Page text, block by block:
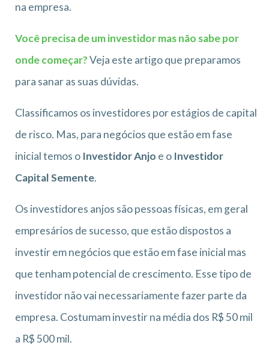
na empresa.
Você precisa de um investidor mas não sabe por
onde começar?Veja este artigo que preparamos
para sanar as suas dúvidas.
Classificamos os investidores por estágios de capital
de risco. Mas, para negócios que estão em fase
inicial temos o Investidor Anjo e o Investidor
Capital Semente.
Os investidores anjos são pessoas físicas, em geral
empresários de sucesso, que estão dispostos a
investir em negócios que estão em fase inicial mas
que tenham potencial de crescimento. Esse tipo de
investidor não vai necessariamente fazer parte da
empresa. Costumam investir na média dos R$ 50 mil
a R$ 500 mil.